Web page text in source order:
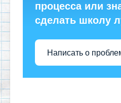
процесса или
сделать школу
Написать о